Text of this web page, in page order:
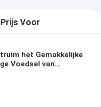
Prijs Voor
het Gemakkelijke
Voedsel van